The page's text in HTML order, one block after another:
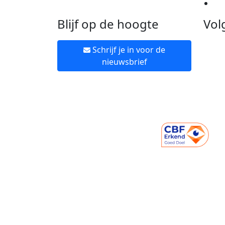
Blijf op de hoogte
Schrijf je in voor de
nieuwsbrief